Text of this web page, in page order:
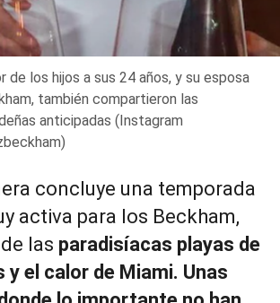
de los hijos a sus 24 años, y su esposa
también compartieron las
anticipadas (Instagram
concluye una temporada
activa para los Beckham,
las paradisíacas playas de
y el calor de Miami. Unas